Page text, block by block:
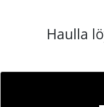
Haulla